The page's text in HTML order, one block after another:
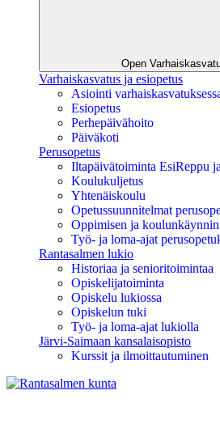
Open
Varhaiskasvatus ja esiopetus
Asiointi
Esiopetus
Perhepäivähoito
Päiväkoti
Perusopetus
Iltapäivätoiminta EsiReppu
Koulukuljetus
Yhtenäiskoulu
Opetussuunnitelmat
Oppimisen ja
Työ- ja loma-ajat
Rantasalmen lukio
Historiaa ja senioritoimintaa
Opiskelijatoiminta
Opiskelu lukiossa
Opiskelun tuki
Työ- ja loma-ajat lukiolla
Järvi-Saimaan kansalaisopisto
Kurssit ja ilmoittautuminen